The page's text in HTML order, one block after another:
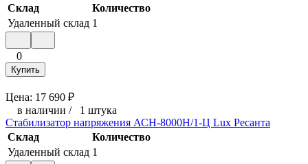
Склад
Количество
Удаленный склад 1
0
Купить
Цена: 17 690 ₽
в наличии / 1 штука
Стабилизатор напряжения АСН-8000Н/1-Ц Lux Ресанта
Склад
Количество
Удаленный склад 1